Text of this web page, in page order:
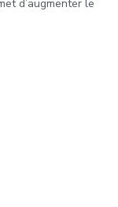
d’augmenter le